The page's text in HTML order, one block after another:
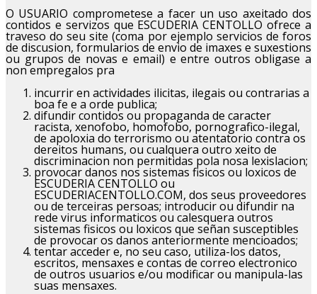
O USUARIO comprometese a facer un uso axeitado dos
contidos e servizos que ESCUDERIA CENTOLLO ofrece a
traveso do seu site (coma por ejemplo servicios de foros
de discusion, formularios de envio de imaxes e suxestions
ou grupos de novas e email) e entre outros obligase a
non empregalos pra
incurrir en actividades ilicitas, ilegais ou contrarias a
boa fe e a orde publica;
difundir contidos ou propaganda de caracter
racista, xenofobo, homofobo, pornografico-ilegal,
de apoloxia do terrorismo ou atentatorio contra os
dereitos humans, ou cualquera outro xeito de
discriminacion non permitidas pola nosa lexislacion;
provocar danos nos sistemas fisicos ou loxicos de
ESCUDERIA CENTOLLO ou
ESCUDERIACENTOLLO.COM, dos seus proveedores
ou de terceiras persoas; introducir ou difundir na
rede virus informaticos ou calesquera outros
sistemas fisicos ou loxicos que señan susceptibles
de provocar os danos anteriormente mencioados;
tentar acceder e, no seu caso, utiliza-los datos,
escritos, mensaxes e contas de correo electronico
de outros usuarios e/ou modificar ou manipula-las
suas mensaxes.